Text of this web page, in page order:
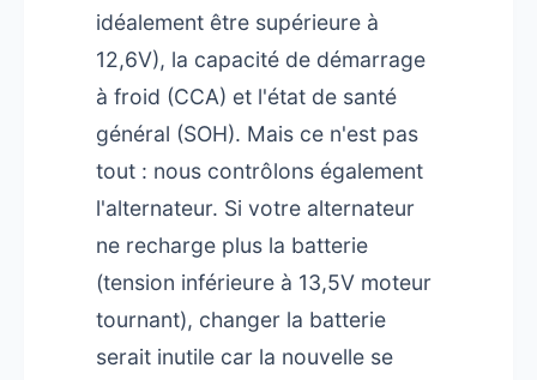
idéalement être supérieure à
12,6V), la capacité de démarrage
à froid (CCA) et l'état de santé
général (SOH). Mais ce n'est pas
tout : nous contrôlons également
l'alternateur. Si votre alternateur
ne recharge plus la batterie
(tension inférieure à 13,5V moteur
tournant), changer la batterie
serait inutile car la nouvelle se